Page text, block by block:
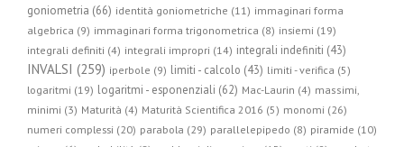
goniometria (66) identità goniometriche (11) immaginari forma
algebrica (9) immaginari forma trigonometrica (8) insiemi (19)
integrali definiti (4) integrali impropri (14) integrali indefiniti (43)
INVALSI (259) iperbole (9) limiti - calcolo (43) limiti - verifica (5)
logaritmi (19) logaritmi - esponenziali (62) Mac-Laurin (4) massimi,
minimi (3) Maturità (4) Maturità Scientifica 2016 (5) monomi (26)
numeri complessi (20) parabola (29) parallelepipedo (8) piramide (10)